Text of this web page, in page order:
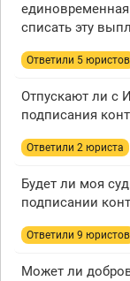
списать эту
Ответили 5 юристов
Отпускают ли с
подписания
Ответили 2 юристa
Будет ли моя
подписании
Ответили 9 юристов
Может ли